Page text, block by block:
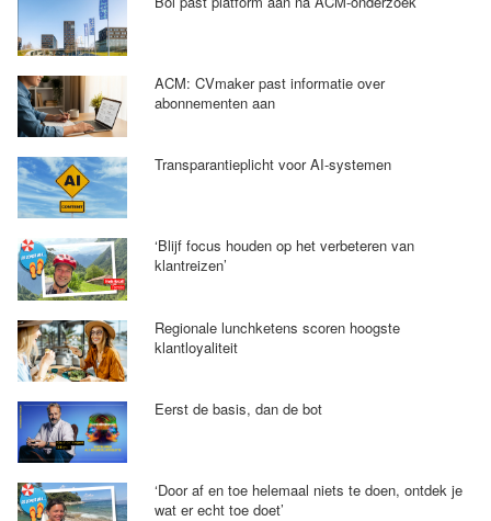
ACM: CVmaker past informatie over
abonnementen aan
Transparantieplicht voor AI-systemen
‘Blijf focus houden op het verbeteren van
klantreizen’
Regionale lunchketens scoren hoogste
klantloyaliteit
Eerst de basis, dan de bot
‘Door af en toe helemaal niets te doen, ontdek je
wat er echt toe doet’